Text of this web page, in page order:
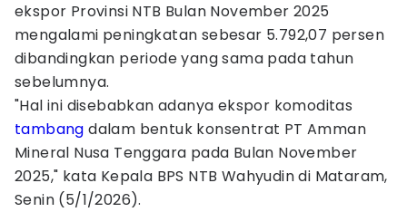
ekspor Provinsi NTB Bulan November 2025
mengalami peningkatan sebesar 5.792,07 persen
dibandingkan periode yang sama pada tahun
sebelumnya.
"Hal ini disebabkan adanya ekspor komoditas
tambang dalam bentuk konsentrat PT Amman
Mineral Nusa Tenggara pada Bulan November
2025," kata Kepala BPS NTB Wahyudin di Mataram,
Senin (5/1/2026).